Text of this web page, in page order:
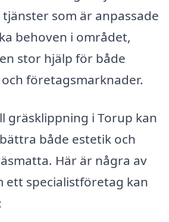
som är anpassade
behoven i området,
stor hjälp för både
företagsmarknader.
gräsklippning i Torup kan
både estetik och
Här är några av
ett specialistföretag kan